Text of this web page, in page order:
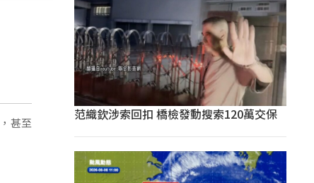
甚至
范織欽涉索回扣 橋檢發動搜索120萬交保